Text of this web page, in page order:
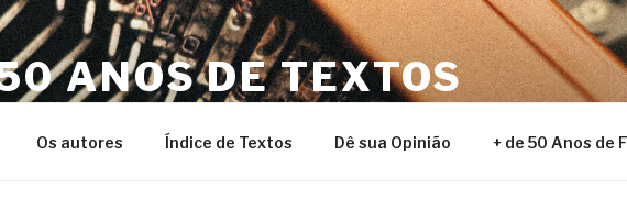
ANOS DE TEXTOS
Os autores Índice de Textos Dê sua Opinião + de 50 Anos de